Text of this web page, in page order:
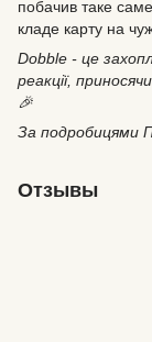
побачив таке
кладе карту на
Dobble - це
реакції,
🎉
За подробицями
Отзывы